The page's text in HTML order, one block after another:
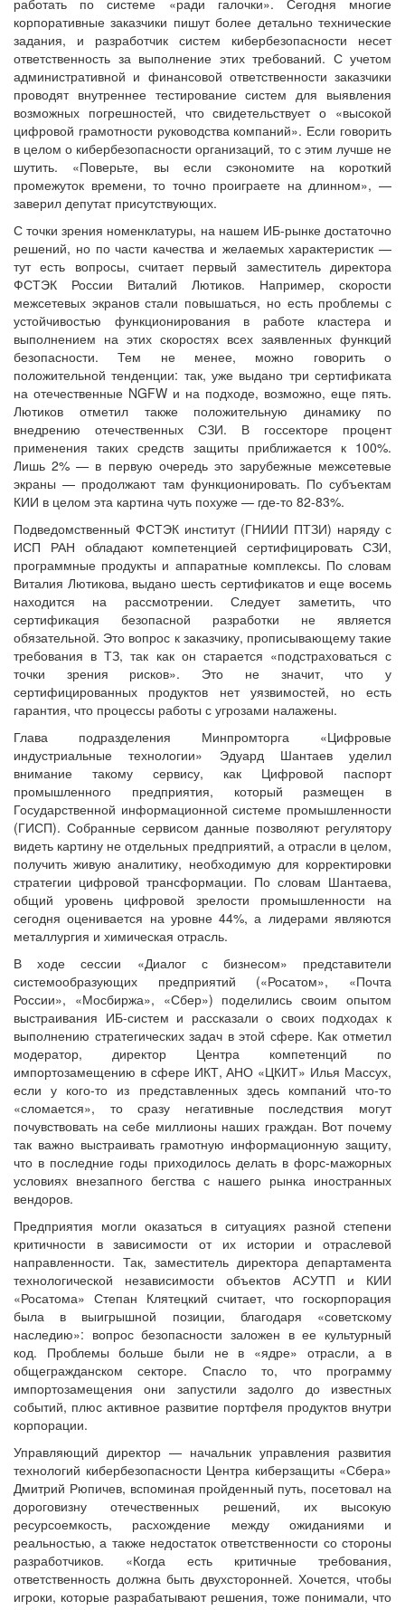
корпоративные заказчики пишут более детально технические
задания, и разработчик систем кибербезопасности несет
ответственность за выполнение этих требований. С учетом
административной и финансовой ответственности заказчики
проводят внутреннее тестирование систем для выявления
возможных погрешностей, что свидетельствует о «высокой
цифровой грамотности руководства компаний». Если говорить
в целом о кибербезопасности организаций, то с этим лучше не
шутить. «Поверьте, вы если сэкономите на короткий
промежуток времени, то точно проиграете на длинном», —
заверил депутат присутствующих.
С точки зрения номенклатуры, на нашем ИБ-рынке достаточно
решений, но по части качества и желаемых характеристик —
тут есть вопросы, считает первый заместитель директора
ФСТЭК России Виталий Лютиков. Например, скорости
межсетевых экранов стали повышаться, но есть проблемы с
устойчивостью функционирования в работе кластера и
выполнением на этих скоростях всех заявленных функций
безопасности. Тем не менее, можно говорить о
положительной тенденции: так, уже выдано три сертификата
на отечественные NGFW и на подходе, возможно, еще пять.
Лютиков отметил также положительную динамику по
внедрению отечественных СЗИ. В госсекторе процент
применения таких средств защиты приближается к 100%.
Лишь 2% — в первую очередь это зарубежные межсетевые
экраны — продолжают там функционировать. По субъектам
КИИ в целом эта картина чуть похуже — где-то 82-83%.
Подведомственный ФСТЭК институт (ГНИИИ ПТЗИ) наряду с
ИСП РАН обладают компетенцией сертифицировать СЗИ,
программные продукты и аппаратные комплексы. По словам
Виталия Лютикова, выдано шесть сертификатов и еще восемь
находится на рассмотрении. Следует заметить, что
сертификация безопасной разработки не является
обязательной. Это вопрос к заказчику, прописывающему такие
требования в ТЗ, так как он старается «подстраховаться с
точки зрения рисков». Это не значит, что у
сертифицированных продуктов нет уязвимостей, но есть
гарантия, что процессы работы с угрозами налажены.
Глава подразделения Минпромторга «Цифровые
индустриальные технологии» Эдуард Шантаев уделил
внимание такому сервису, как Цифровой паспорт
промышленного предприятия, который размещен в
Государственной информационной системе промышленности
(ГИСП). Собранные сервисом данные позволяют регулятору
видеть картину не отдельных предприятий, а отрасли в целом,
получить живую аналитику, необходимую для корректировки
стратегии цифровой трансформации. По словам Шантаева,
общий уровень цифровой зрелости промышленности на
сегодня оценивается на уровне 44%, а лидерами являются
металлургия и химическая отрасль.
В ходе сессии «Диалог с бизнесом» представители
системообразующих предприятий («Росатом», «Почта
России», «Мосбиржа», «Сбер») поделились своим опытом
выстраивания ИБ-систем и рассказали о своих подходах к
выполнению стратегических задач в этой сфере. Как отметил
модератор, директор Центра компетенций по
импортозамещению в сфере ИКТ, АНО «ЦКИТ» Илья Массух,
если у кого-то из представленных здесь компаний что-то
«сломается», то сразу негативные последствия могут
почувствовать на себе миллионы наших граждан. Вот почему
так важно выстраивать грамотную информационную защиту,
что в последние годы приходилось делать в форс-мажорных
условиях внезапного бегства с нашего рынка иностранных
вендоров.
Предприятия могли оказаться в ситуациях разной степени
критичности в зависимости от их истории и отраслевой
направленности. Так, заместитель директора департамента
технологической независимости объектов АСУТП и КИИ
«Росатома» Степан Клятецкий считает, что госкорпорация
была в выигрышной позиции, благодаря «советскому
наследию»: вопрос безопасности заложен в ее культурный
код. Проблемы больше были не в «ядре» отрасли, а в
общегражданском секторе. Спасло то, что программу
импортозамещения они запустили задолго до известных
событий, плюс активное развитие портфеля продуктов внутри
корпорации.
Управляющий директор — начальник управления развития
технологий кибербезопасности Центра киберзащиты «Сбера»
Дмитрий Рюпичев, вспоминая пройденный путь, посетовал на
дороговизну отечественных решений, их высокую
ресурсоемкость, расхождение между ожиданиями и
реальностью, а также недостаток ответственности со стороны
разработчиков. «Когда есть критичные требования,
ответственность должна быть двухсторонней. Хочется, чтобы
игроки, которые разрабатывают решения, тоже понимали, что